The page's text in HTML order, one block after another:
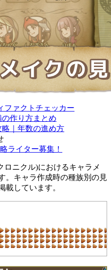
ファクトチェッカー
の作り方まとめ
略｜年数の進め方
ライター募集！
ロニクル)におけるキャラメ
。キャラ作成時の種族別の見
載しています。